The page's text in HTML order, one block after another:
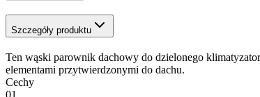
Szczegóły produktu
Ten wąski parownik dachowy do dzielonego
elementami przytwierdzonymi do dachu.
Cechy
01